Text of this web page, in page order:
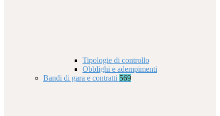
Tipologie di controllo
Obblighi e adempimenti
Bandi di gara e contratti 569